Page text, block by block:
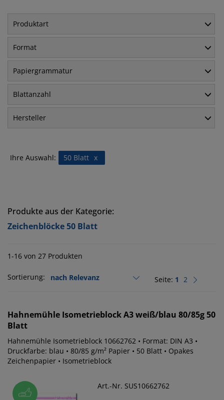
Produktart
Format
Papiergrammatur
Blattanzahl
Hersteller
Ihre Auswahl: x
50 Blatt
Produkte aus der Kategorie:
Zeichenblöcke 50 Blatt
1-16 von 27 Produkten
Sortierung: Seite: 1 2
Hahnemühle Isometrieblock A3 weiß/blau 80/85g 50
Blatt
Hahnemühle Isometrieblock 10662762 • Format: DIN A3 •
Druckfarbe: blau • 80/85 g/m² Papier • 50 Blatt • Opakes
Zeichenpapier • Isometrieblock
Art.-Nr. SUS10662762